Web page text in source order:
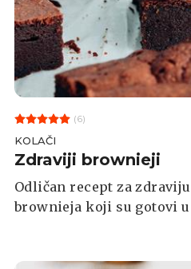
(6)
KOLAČI
Zdraviji brownieji
Odličan recept za
brownieja koji su gotovi u